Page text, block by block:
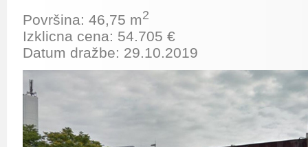
Površina: 46,75 m2
Izklicna cena: 54.705 €
Datum dražbe: 29.10.2019